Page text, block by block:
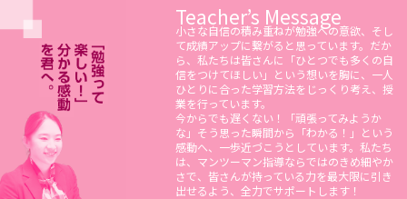
Teacher’s Message
小さな自信の積み重ねが勉強への意欲、そし
て成績アップに繋がると思っています。だか
ら、私たちは皆さんに「ひとつでも多くの自
信をつけてほしい」という想いを胸に、一人
ひとりに合った学習方法をじっくり考え、授
業を行っています。
今からでも遅くない！「頑張ってみようか
な」そう思った瞬間から「わかる！」という
感動へ、一歩近づこうとしています。私たち
は、マンツーマン指導ならではのきめ細やか
さで、皆さんが持っている力を最大限に引き
出せるよう、全力でサポートします！